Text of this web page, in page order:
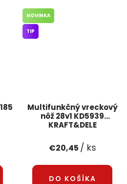
Multifunkčný vreckový
nôž 28v1 KD5939
KRAFT&DELE
NOVINKA
TIP
€20,45 / ks
DO KOŠÍKA